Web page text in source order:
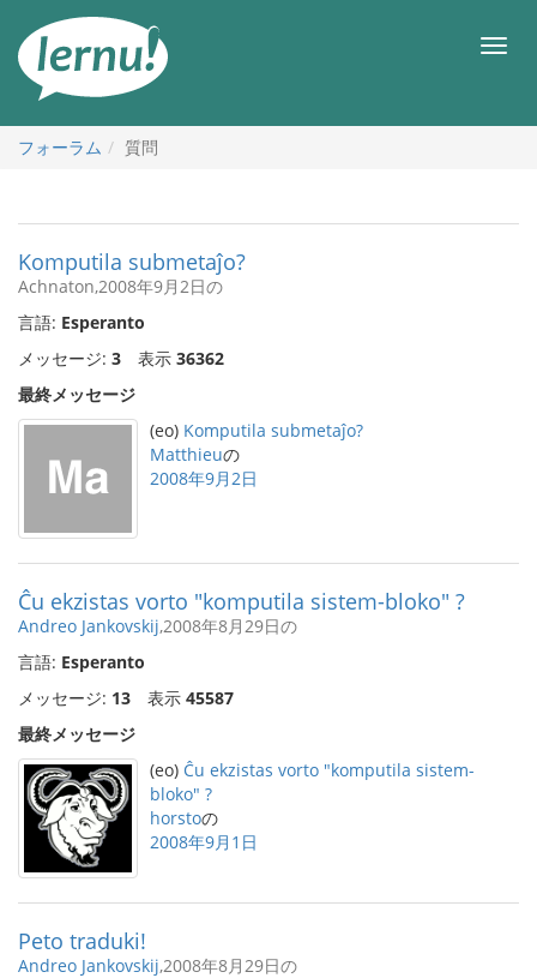
メ
フォーラム
質問
Komputila submetaĵo?
Achnaton,2008年9月2日の
言語: Esperanto
メッセージ: 3 表示 36362
最終メッセージ
(eo) Komputila submetaĵo?
Matthieuの
2008年9月2日
Ĉu ekzistas vorto "komputila sistem-bloko" ?
Andreo Jankovskij,2008年8月29日の
言語: Esperanto
メッセージ: 13 表示 45587
最終メッセージ
(eo) Ĉu ekzistas vorto "komputila sistem-
bloko" ?
horstoの
2008年9月1日
Peto traduki!
Andreo Jankovskij,2008年8月29日の